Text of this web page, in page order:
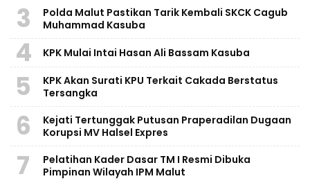
3
Polda Malut Pastikan Tarik Kembali SKCK Cagub
Muhammad Kasuba
4 KPK Mulai Intai Hasan Ali Bassam Kasuba
5
KPK Akan Surati KPU Terkait Cakada Berstatus
Tersangka
6
Kejati Tertunggak Putusan Praperadilan Dugaan
Korupsi MV Halsel Expres
7
Pelatihan Kader Dasar TM I Resmi Dibuka
Pimpinan Wilayah IPM Malut